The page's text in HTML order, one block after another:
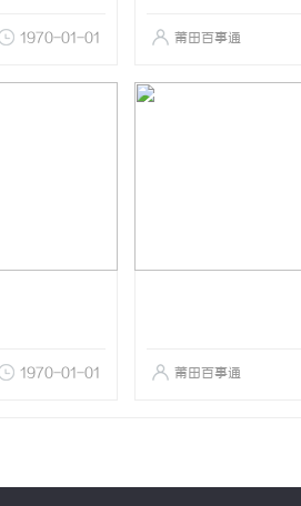
1970-01-01 莆田百事通
1970-01-01 莆田百事通